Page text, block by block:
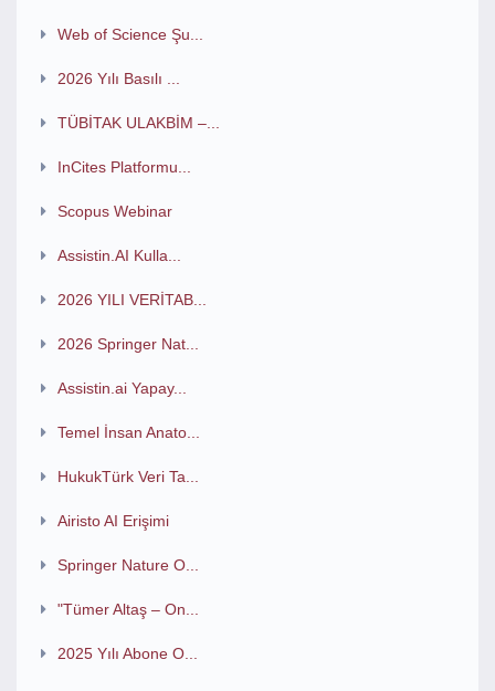
Web of Science Şu...
2026 Yılı Basılı ...
TÜBİTAK ULAKBİM –...
InCites Platformu...
Scopus Webinar
Assistin.AI Kulla...
2026 YILI VERİTAB...
2026 Springer Nat...
Assistin.ai Yapay...
Temel İnsan Anato...
HukukTürk Veri Ta...
Airisto AI Erişimi
Springer Nature O...
"Tümer Altaş – On...
2025 Yılı Abone O...